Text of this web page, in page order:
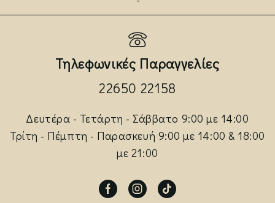
Τηλεφωνικές Παραγγελίες
22650 22158
Δευτέρα - Τετάρτη - Σάββατο 9:00 με 14:00
Τρίτη - Πέμπτη - Παρασκευή 9:00 με 14:00 & 18:00
με 21:00
FacebookInstagram
Tik-